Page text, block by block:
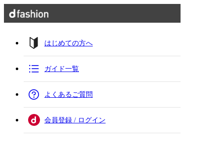
はじめての方へ
ガイド一覧
よくあるご質問
会員登録 / ログイン